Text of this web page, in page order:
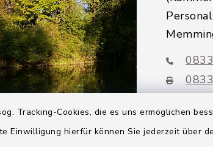
Tracking-Cookies, die es uns ermöglichen
Einwilligung hierfür können Sie jederzeit über